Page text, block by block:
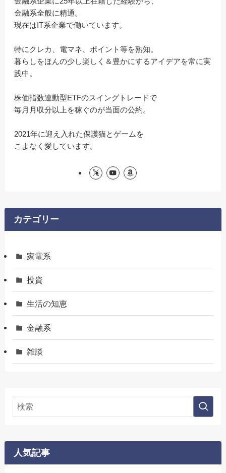
金融系全般に精通。
現在はIT系企業で働いています。
特にクレカ、電マネ、ポイント等を熟知。
暮らしをほんの少し楽しく＆豊かにするアイデアを常に実
践中。
株価指数連動型ETFのスイングトレードで
毎月月収分以上を稼ぐのが当面の公約。
2021年に迎え入れた保護猫とゲームを
こよなく愛しています。
カテゴリー
家電系
投資
生活の知恵
金融系
雑談
人気記事